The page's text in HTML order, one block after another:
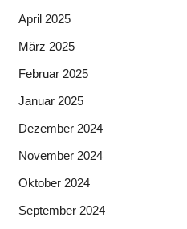
April 2025
März 2025
Februar 2025
Januar 2025
Dezember 2024
November 2024
Oktober 2024
September 2024